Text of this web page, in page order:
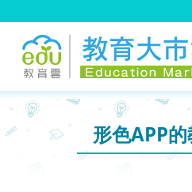
::: 形色APP